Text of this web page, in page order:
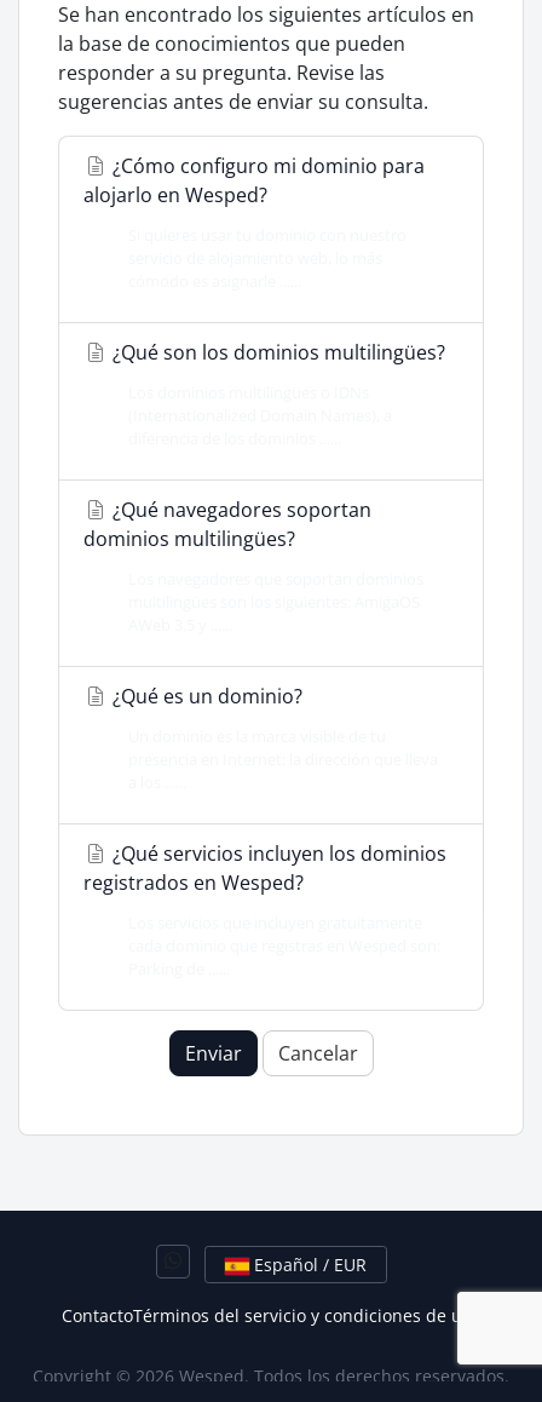
Se han encontrado los siguientes artículos en
la base de conocimientos que pueden
responder a su pregunta. Revise las
sugerencias antes de enviar su consulta.
¿Cómo configuro mi dominio para
alojarlo en Wesped?
¿Qué son los dominios multilingües?
¿Qué navegadores soportan
dominios multilingües?
¿Qué es un dominio?
¿Qué servicios incluyen los dominios
registrados en Wesped?
Enviar Cancelar
Español / EUR
ContactoTérminos del servicio y condiciones de uso
Copyright © 2026 Wesped. Todos los derechos reservados.